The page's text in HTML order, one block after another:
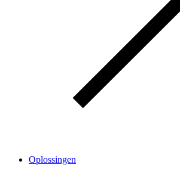
Oplossingen